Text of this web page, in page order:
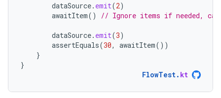
dataSource. emit(2)
awaitItem() // Ignore items if needed,
dataSource. emit(3)
assertEquals(30, awaitItem())
}
}
FlowTest. kt